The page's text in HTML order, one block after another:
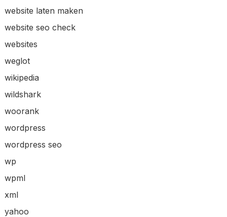
website laten maken
website seo check
websites
weglot
wikipedia
wildshark
woorank
wordpress
wordpress seo
wp
wpml
xml
yahoo